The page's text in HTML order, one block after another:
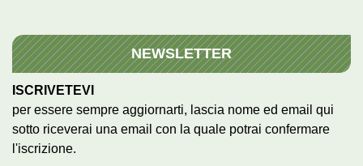
NEWSLETTER
ISCRIVETEVI
per essere sempre aggiornarti, lascia nome ed email qui
sotto riceverai una email con la quale potrai confermare
l'iscrizione.